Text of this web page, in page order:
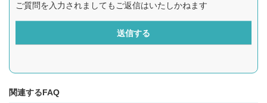
ご質問を入力されましてもご返信はいたしかねます
送信する
関連するFAQ